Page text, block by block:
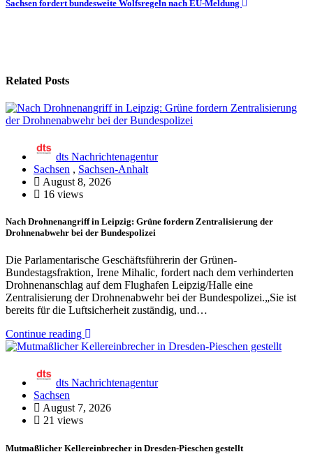
Sachsen fordert bundesweite Wolfsregeln nach EU-Meldung
Related Posts
dts Nachrichtenagentur
Sachsen , Sachsen-Anhalt
August 8, 2026
16 views
Nach Drohnenangriff in Leipzig: Grüne fordern Zentralisierung der
Drohnenabwehr bei der Bundespolizei
Die Parlamentarische Geschäftsführerin der Grünen-
Bundestagsfraktion, Irene Mihalic, fordert nach dem verhinderten
Drohnenanschlag auf dem Flughafen Leipzig/Halle eine
Zentralisierung der Drohnenabwehr bei der Bundespolizei.„Sie ist
bereits für die Luftsicherheit zuständig, und…
Continue reading
dts Nachrichtenagentur
Sachsen
August 7, 2026
21 views
Mutmaßlicher Kellereinbrecher in Dresden-Pieschen gestellt